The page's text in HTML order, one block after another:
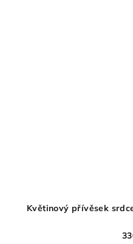
Květinový přívěsek